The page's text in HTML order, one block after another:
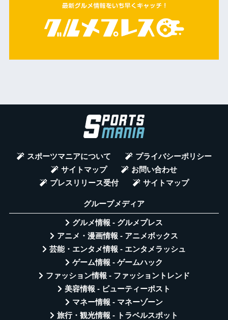
スポーツマニアについて
プライバシーポリシー
サイトマップ
お問い合わせ
プレスリリース受付
サイトマップ
グループメディア
グルメ情報 - グルメプレス
アニメ・漫画情報 - アニメボックス
芸能・エンタメ情報 - エンタメラッシュ
ゲーム情報 - ゲームハック
ファッション情報 - ファッショントレンド
美容情報 - ビューティーポスト
マネー情報 - マネーゾーン
旅行・観光情報 - トラベルスポット